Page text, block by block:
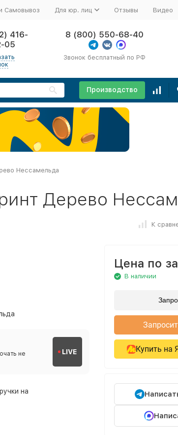
Самовывоз Для юр. лиц Отзывы Видео
416-
05
8 (800) 550-68-40
Звонок бесплатный по РФ
Производство
Нессамельда
Дерево
К
не
LIVE
на
Цена по
В наличии
Купить на